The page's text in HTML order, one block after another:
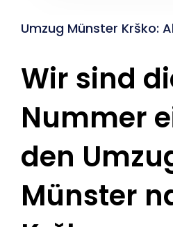
Umzug Münster Krško:
Wir sind
Nummer
den
Münster